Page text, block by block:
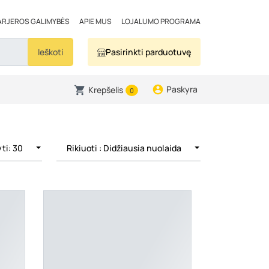
GALIMYBĖS APIE MUS LOJALUMO PROGRAMA
Ieškoti Pasirinkti parduotuvę
Krepšelis 0 Paskyra
30 Rikiuoti : Didžiausia nuolaida